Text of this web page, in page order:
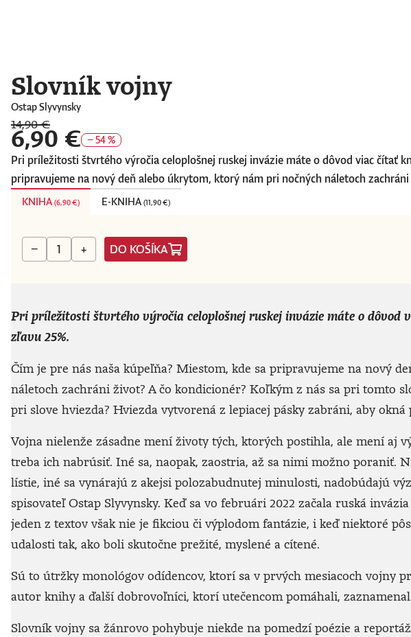
Slovník vojny
Ostap Slyvynsky
14,90 €
6,90 € − 54 %
Pri príležitosti štvrtého výročia celoplošnej ruskej invázie máte o dôvod viac čítať
pripravujeme na nový deň alebo úkrytom, ktorý nám pri nočných náletoch
KNIHA (6,90 €) E-KNIHA (11,90 €)
− + DO KOŠÍKA
Pri príležitosti štvrtého výročia celoplošnej ruskej invázie máte o dôvod
zľavu 25%.
Čím je pre nás naša kúpeľňa? Miestom, kde sa pripravujeme na nový
náletoch zachráni život? A čo kondicionér? Koľkým z nás sa pri tomto
pri slove hviezda? Hviezda vytvorená z lepiacej pásky zabráni, aby
Vojna nielenže zásadne mení životy tých, ktorých postihla, ale mení aj
treba ich nabrúsiť. Iné sa, naopak, zaostria, až sa nimi možno poraniť.
lístie, iné sa vynárajú z akejsi polozabudnutej minulosti, nadobúdajú
spisovateľ Ostap Slyvynsky. Keď sa vo februári 2022 začala ruská
jeden z textov však nie je fikciou či výplodom fantázie, i keď niektoré
udalosti tak, ako boli skutočne prežité, myslené a cítené.
Sú to útržky monológov odídencov, ktorí sa v prvých mesiacoch vojny
autor knihy a ďalší dobrovoľníci, ktorí utečencom pomáhali,
Slovník vojny sa žánrovo pohybuje niekde na pomedzí poézie a